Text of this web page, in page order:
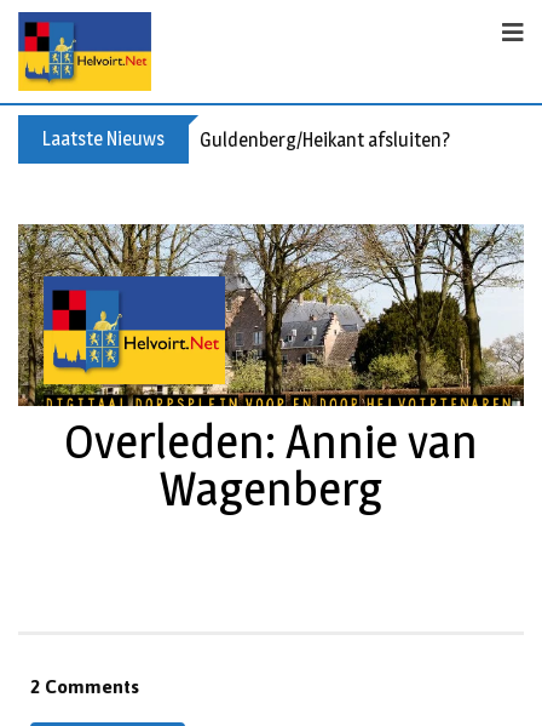
Laatste Nieuws Guldenberg/Heikant afsluiten?
Overleden: Annie van
Wagenberg
2 Comments